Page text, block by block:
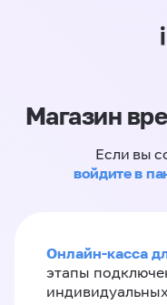
Магазин
Если вы
войдите в
Онлайн-касса
этапы